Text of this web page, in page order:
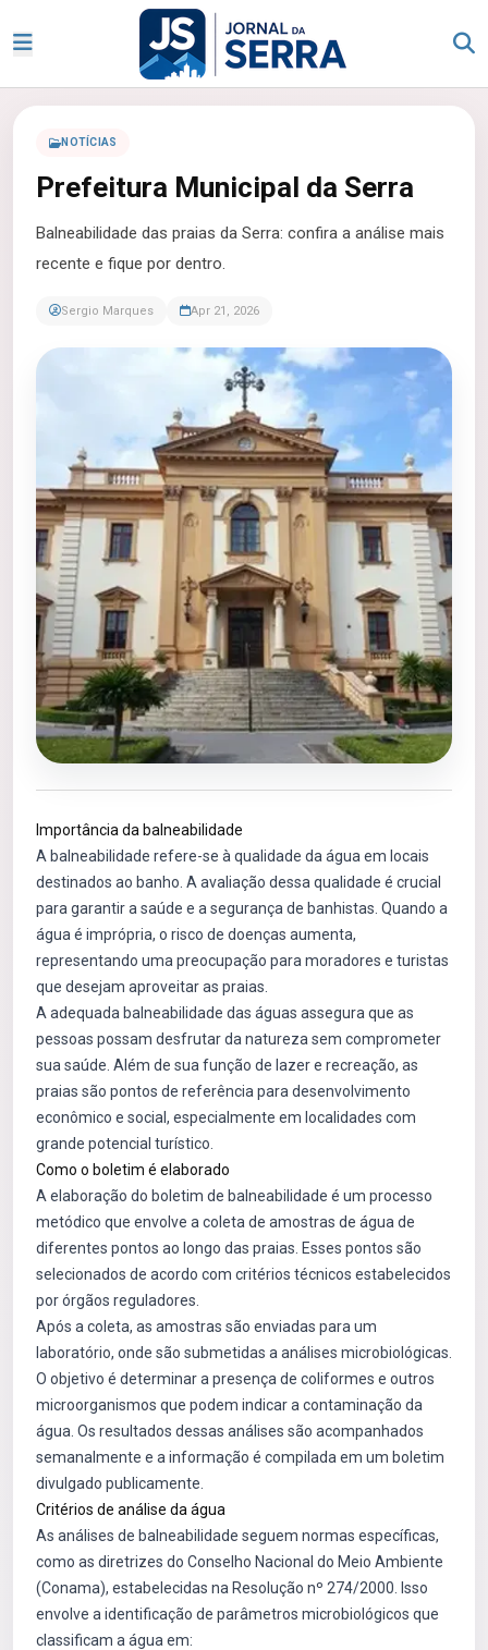
NOTÍCIAS
Prefeitura Municipal da Serra
Balneabilidade das praias da Serra: confira a análise mais
recente e fique por dentro.
Sergio Marques Apr 21, 2026
Importância da balneabilidade
A balneabilidade refere-se à qualidade da água em locais
destinados ao banho. A avaliação dessa qualidade é crucial
para garantir a saúde e a segurança de banhistas. Quando a
água é imprópria, o risco de doenças aumenta,
representando uma preocupação para moradores e turistas
que desejam aproveitar as praias.
A adequada balneabilidade das águas assegura que as
pessoas possam desfrutar da natureza sem comprometer
sua saúde. Além de sua função de lazer e recreação, as
praias são pontos de referência para desenvolvimento
econômico e social, especialmente em localidades com
grande potencial turístico.
Como o boletim é elaborado
A elaboração do boletim de balneabilidade é um processo
metódico que envolve a coleta de amostras de água de
diferentes pontos ao longo das praias. Esses pontos são
selecionados de acordo com critérios técnicos estabelecidos
por órgãos reguladores.
Após a coleta, as amostras são enviadas para um
laboratório, onde são submetidas a análises microbiológicas.
O objetivo é determinar a presença de coliformes e outros
microorganismos que podem indicar a contaminação da
água. Os resultados dessas análises são acompanhados
semanalmente e a informação é compilada em um boletim
divulgado publicamente.
Critérios de análise da água
As análises de balneabilidade seguem normas específicas,
como as diretrizes do Conselho Nacional do Meio Ambiente
(Conama), estabelecidas na Resolução nº 274/2000. Isso
envolve a identificação de parâmetros microbiológicos que
classificam a água em: